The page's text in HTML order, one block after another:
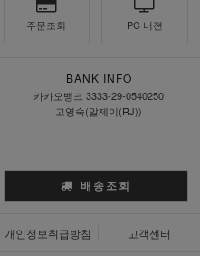
주문조회 PC 버젼
BANK INFO
카카오뱅크 3333-29-0540250
고영숙(알제이(RJ))
배송조회
개인정보취급방침 고객센터